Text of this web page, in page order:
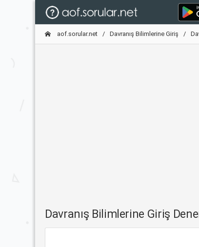
aof.sorular.net Davranış Bilimlerine Giriş
Davranış Bilimlerine Giriş